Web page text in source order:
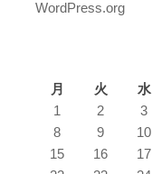
WordPress.org
月
火 水
1
2 3
8
9 10
15
16 17